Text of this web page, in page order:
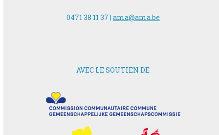
0471 38 11 37 | ama@ama.be
AVEC LE SOUTIEN DE